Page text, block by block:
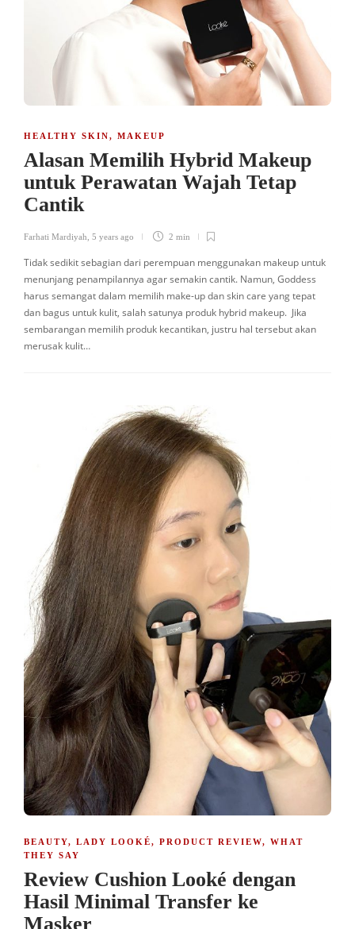
HEALTHY SKIN, MAKEUP
Alasan Memilih Hybrid Makeup
untuk Perawatan Wajah Tetap
Cantik
Farhati Mardiyah 5 years ago 2 min
Tidak sedikit sebagian dari perempuan menggunakan makeup untuk
menunjang penampilannya agar semakin cantik. Namun, Goddess
harus semangat dalam memilih make-up dan skin care yang tepat
dan bagus untuk kulit, salah satunya produk hybrid makeup. Jika
sembarangan memilih produk kecantikan, justru hal tersebut akan
merusak kulit…
BEAUTY, LADY LOOKÉ, PRODUCT REVIEW, WHAT
THEY SAY
Review Cushion Looké dengan
Hasil Minimal Transfer ke
Masker